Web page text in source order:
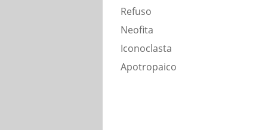
Refuso
Neofita
Iconoclasta
Apotropaico